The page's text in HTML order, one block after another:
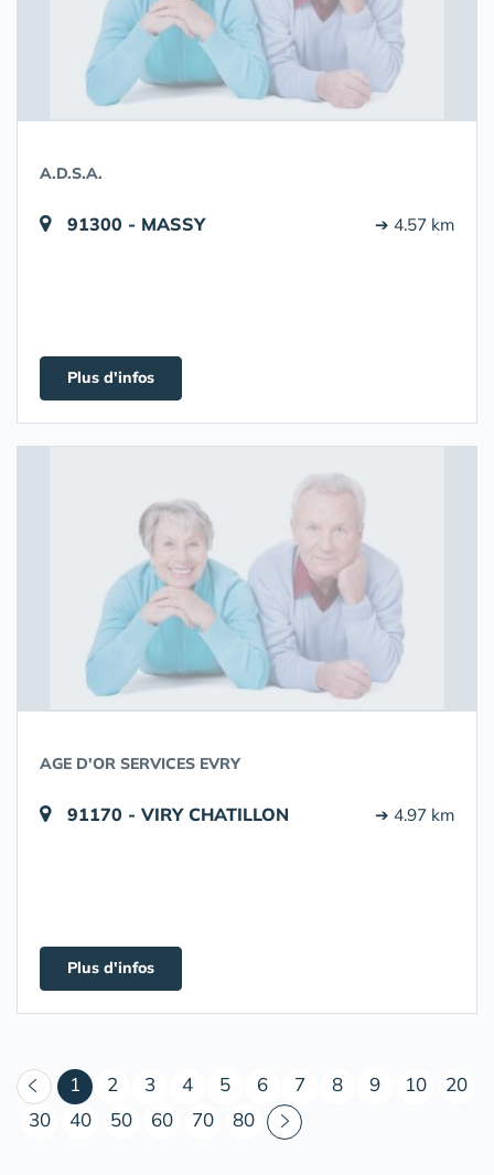
A.D.S.A.
91300 - MASSY ➔ 4.57 km
Plus d'infos
AGE D'OR SERVICES EVRY
91170 - VIRY CHATILLON ➔ 4.97 km
Plus d'infos
1 (courant)
2 3 4 5 6 7 8 9 10
20
30
40 50 60 70 80